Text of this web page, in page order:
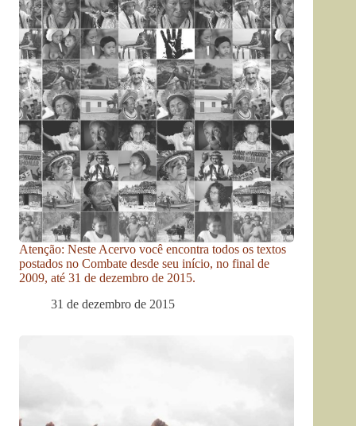
Atenção: Neste Acervo você encontra todos os textos
postados no Combate desde seu início, no final de
2009, até 31 de dezembro de 2015.
31 de dezembro de 2015